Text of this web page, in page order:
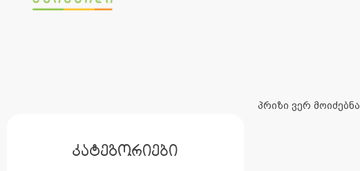
კატეგორიები
პრიზი ვერ მოიძებნა